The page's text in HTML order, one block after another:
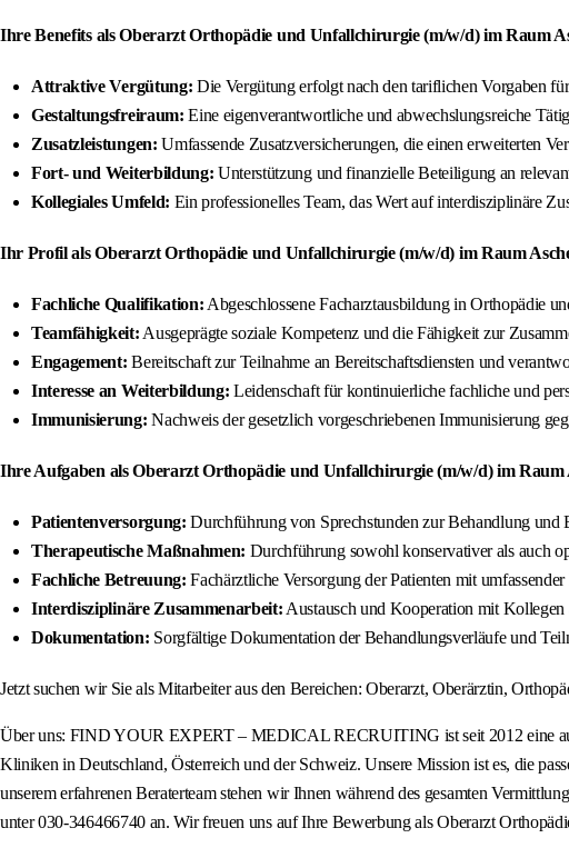
Ihre Benefits als Oberarzt Orthopädie und Unfallchirurgie (m/w/d) im Raum
Attraktive Vergütung: Die Vergütung erfolgt nach den tariflichen Vorgaben
Gestaltungsfreiraum: Eine eigenverantwortliche und abwechslungsreiche
Zusatzleistungen: Umfassende Zusatzversicherungen, die einen erweiterten
Fort- und Weiterbildung: Unterstützung und finanzielle Beteiligung an
Kollegiales Umfeld: Ein professionelles Team, das Wert auf interdisziplinäre
Ihr Profil als Oberarzt Orthopädie und Unfallchirurgie (m/w/d) im Raum
Fachliche Qualifikation: Abgeschlossene Facharztausbildung in Orthopädie
Teamfähigkeit: Ausgeprägte soziale Kompetenz und die Fähigkeit zur
Engagement: Bereitschaft zur Teilnahme an Bereitschaftsdiensten und
Interesse an Weiterbildung: Leidenschaft für kontinuierliche fachliche und
Immunisierung: Nachweis der gesetzlich vorgeschriebenen Immunisierung
Ihre Aufgaben als Oberarzt Orthopädie und Unfallchirurgie (m/w/d) im Raum
Patientenversorgung: Durchführung von Sprechstunden zur Behandlung und
Therapeutische Maßnahmen: Durchführung sowohl konservativer als auch
Fachliche Betreuung: Fachärztliche Versorgung der Patienten mit
Interdisziplinäre Zusammenarbeit: Austausch und Kooperation mit Kollegen
Dokumentation: Sorgfältige Dokumentation der Behandlungsverläufe und
Jetzt suchen wir Sie als Mitarbeiter aus den Bereichen: Oberarzt, Oberärztin,
Über uns: FIND YOUR EXPERT – MEDICAL RECRUITING ist seit 2012 eine auf
Kliniken in Deutschland, Österreich und der Schweiz. Unsere Mission ist es, die
unserem erfahrenen Beraterteam stehen wir Ihnen während des gesamten
unter 030-346466740 an. Wir freuen uns auf Ihre Bewerbung als Oberarzt